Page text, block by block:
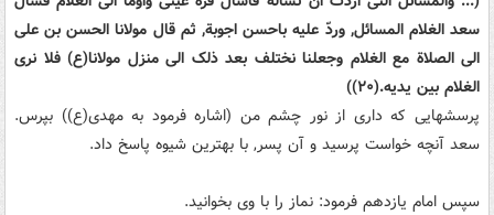
سعد الغلام المسائل, وردّ علیه باحسن اجوبة, ثم قال مولانا الحسن بن علی
الی الصلاة مع الغلام وجعلنا نختلف بعد ذلک الی منزل مولانا(ع) فلا نری
الغلام بین یدیه.(۲۰))
پرسشهایی که داری از نور چشم من (اشاره فرمود به مهدی(ع)) بپرس.
سعد آنچه خواست پرسید و آن پسر, با بهترین شیوه پاسخ داد.
سپس امام یازدهم فرمود: نماز را با وی بخوانید.